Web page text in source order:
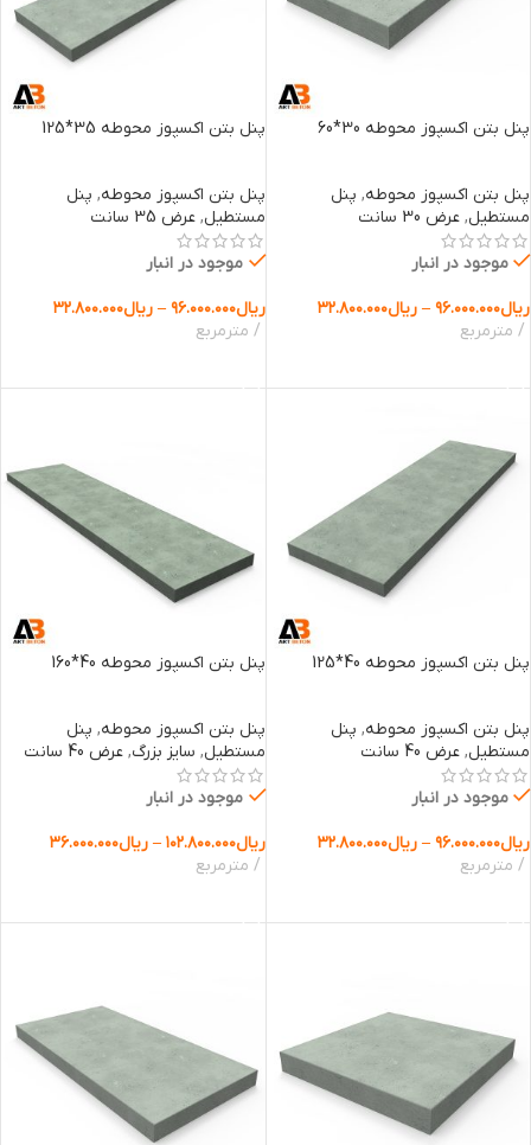
پنل بتن اکسپوز محوطه 30*60
پنل بتن اکسپوز محوطه, پنل
مستطیل, عرض 30 سانت
موجود در انبار
ریال۹۶.۰۰۰.۰۰۰ – ریال۳۲.۸۰۰.۰۰۰
مترمربع
پنل بتن اکسپوز محوطه 35*125
پنل بتن اکسپوز محوطه, پنل
مستطیل, عرض 35 سانت
موجود در انبار
ریال۹۶.۰۰۰.۰۰۰ – ریال۳۲.۸۰۰.۰۰۰
مترمربع
پنل بتن اکسپوز محوطه 40*125
پنل بتن اکسپوز محوطه, پنل
مستطیل, عرض 40 سانت
موجود در انبار
ریال۹۶.۰۰۰.۰۰۰ – ریال۳۲.۸۰۰.۰۰۰
مترمربع
پنل بتن اکسپوز محوطه 40*160
پنل بتن اکسپوز محوطه, پنل
مستطیل, سایز بزرگ, عرض 40 سانت
موجود در انبار
ریال۱۰۲.۸۰۰.۰۰۰ – ریال۳۶.۰۰۰.۰۰۰
مترمربع